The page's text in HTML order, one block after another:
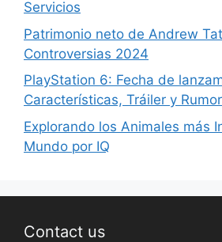
Servicios
Patrimonio neto de Andrew
Controversias 2024
PlayStation 6: Fecha de
Características, Tráiler y
Explorando los Animales más
Mundo por IQ
Contact us